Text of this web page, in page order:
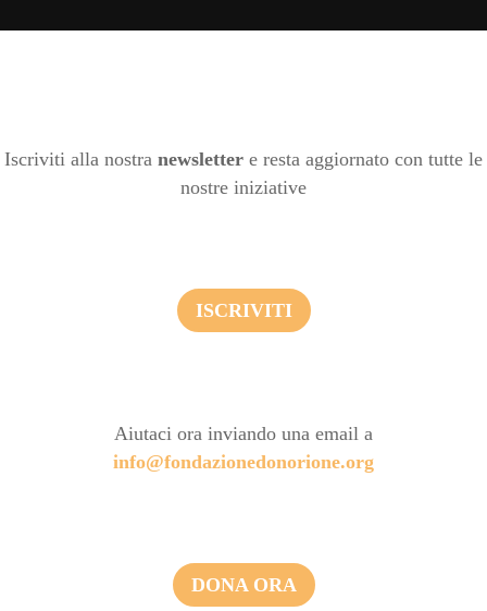
Iscriviti alla nostra newsletter e resta aggiornato con tutte le
nostre iniziative
ISCRIVITI
Aiutaci ora inviando una email a
info@fondazionedonorione.org
DONA ORA